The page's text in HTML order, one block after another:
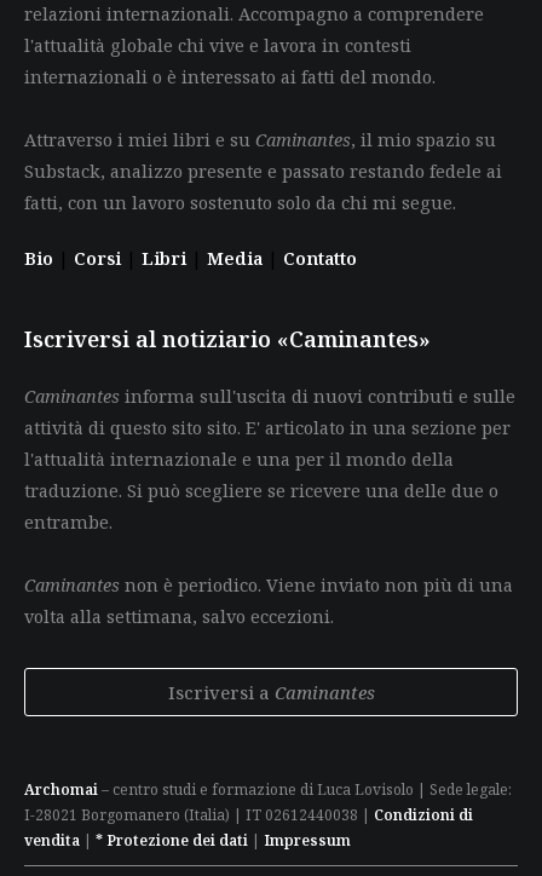
relazioni internazionali. Accompagno a comprendere
l'attualità globale chi vive e lavora in contesti
internazionali o è interessato ai fatti del mondo.
Attraverso i miei libri e su Caminantes, il mio spazio su
Substack, analizzo presente e passato restando fedele ai
fatti, con un lavoro sostenuto solo da chi mi segue.
Bio | Corsi | Libri | Media | Contatto
Iscriversi al notiziario «Caminantes»
Caminantes informa sull'uscita di nuovi contributi e sulle
attività di questo sito sito. E' articolato in una sezione per
l'attualità internazionale e una per il mondo della
traduzione. Si può scegliere se ricevere una delle due o
entrambe.
Caminantes non è periodico. Viene inviato non più di una
volta alla settimana, salvo eccezioni.
Iscriversi a Caminantes
Archomai– centro studi e formazione di Luca Lovisolo | Sede legale:
I-28021 Borgomanero (Italia) | IT 02612440038 | Condizioni di
vendita | * Protezione dei dati | Impressum